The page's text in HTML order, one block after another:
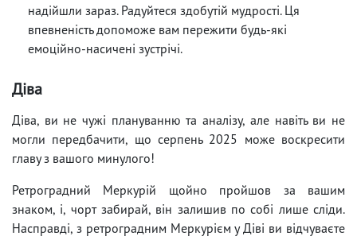
надійшли зараз. Радуйтеся здобутій мудрості. Ця
впевненість допоможе вам пережити будь-які
емоційно-насичені зустрічі.
Діва
Діва, ви не чужі плануванню та аналізу, але навіть ви не
могли передбачити, що серпень 2025 може воскресити
главу з вашого минулого!
Ретроградний Меркурій щойно пройшов за вашим
знаком, і, чорт забирай, він залишив по собі лише сліди.
Насправді, з ретроградним Меркурієм у Діві ви відчуваєте